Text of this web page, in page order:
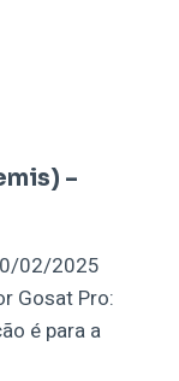
–
02/2025
Gosat Pro:
é para a